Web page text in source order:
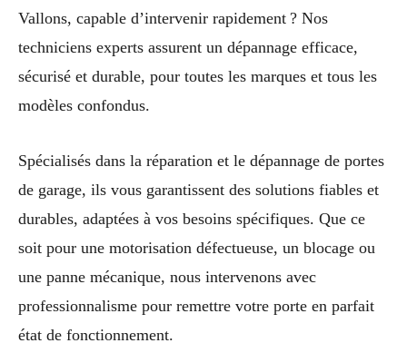
Vallons, capable d’intervenir rapidement ? Nos
techniciens experts assurent un dépannage efficace,
sécurisé et durable, pour toutes les marques et tous les
modèles confondus.
Spécialisés dans la réparation et le dépannage de portes
de garage, ils vous garantissent des solutions fiables et
durables, adaptées à vos besoins spécifiques. Que ce
soit pour une motorisation défectueuse, un blocage ou
une panne mécanique, nous intervenons avec
professionnalisme pour remettre votre porte en parfait
état de fonctionnement.